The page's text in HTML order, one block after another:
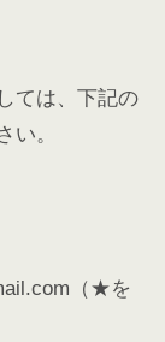
ては、下記の
い。
（★を